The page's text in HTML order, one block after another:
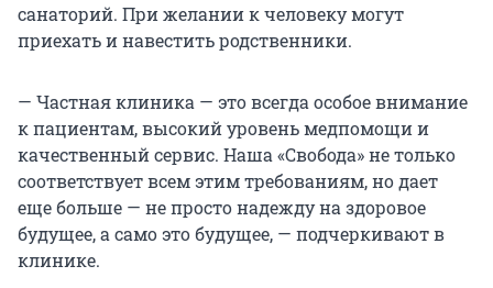
санаторий. При желании к человеку могут
приехать и навестить родственники.
— Частная клиника — это всегда особое внимание
к пациентам, высокий уровень медпомощи и
качественный сервис. Наша «Свобода» не только
соответствует всем этим требованиям, но дает
еще больше — не просто надежду на здоровое
будущее, а само это будущее, — подчеркивают в
клинике.